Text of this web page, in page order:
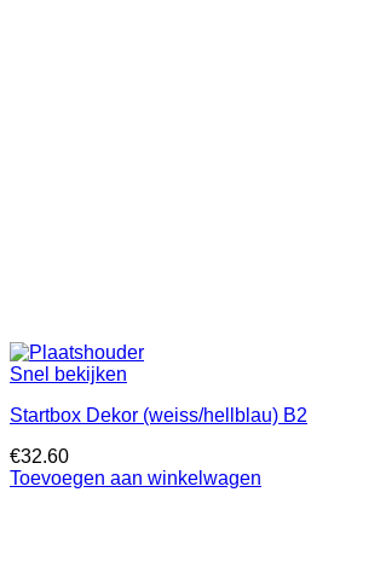
Snel bekijken
Startbox Dekor (weiss/hellblau) B2
€32.60
Toevoegen aan winkelwagen